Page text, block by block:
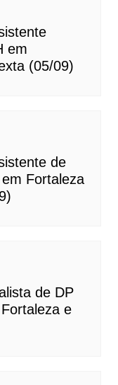
em
(05/09)
de
Fortaleza
de DP
e